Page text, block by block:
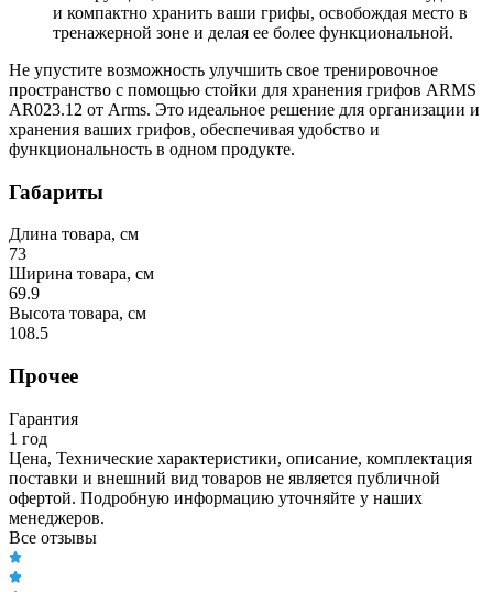
и компактно хранить ваши грифы, освобождая место в
тренажерной зоне и делая ее более функциональной.
Не упустите возможность улучшить свое тренировочное
пространство с помощью стойки для хранения грифов ARMS
AR023.12 от Arms. Это идеальное решение для организации и
хранения ваших грифов, обеспечивая удобство и
функциональность в одном продукте.
Габариты
Длина товара, см
73
Ширина товара, см
69.9
Высота товара, см
108.5
Прочее
Гарантия
1 год
Цена, Технические характеристики, описание, комплектация
поставки и внешний вид товаров не является публичной
офертой. Подробную информацию уточняйте у наших
менеджеров.
Все отзывы